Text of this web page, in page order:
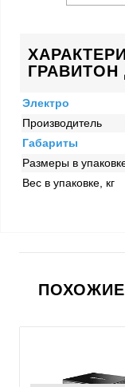
ГРАВИТОН
Электро
Производитель
Габариты
Размеры в
Вес в упаковке, кг